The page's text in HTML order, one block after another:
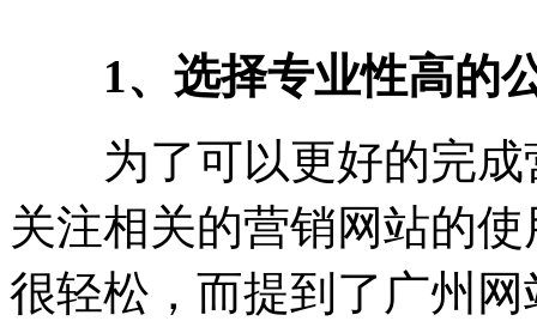
1、选择专业性高的
为了可以更好的完成
关注相关的营销网站的
很轻松，而提到了广州